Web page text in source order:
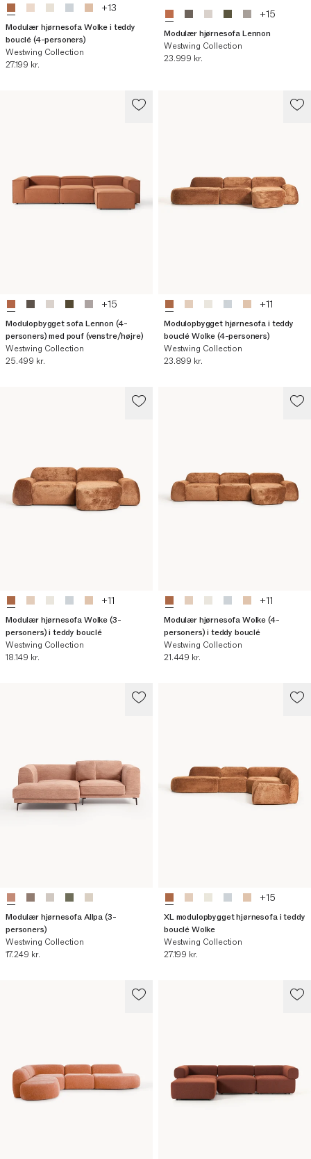
+13
Modulær hjørnesofa Wolke i teddy
bouclé (4-personers)
Westwing Collection
Nuværende pris
27.199 kr.
+15
Modulær hjørnesofa Lennon
Westwing Collection
Nuværende pris
23.999 kr.
+15
Modulopbygget sofa Lennon (4-
personers) med pouf (venstre/højre)
Westwing Collection
Nuværende pris
25.499 kr.
+11
Modulopbygget hjørnesofa i teddy
bouclé Wolke (4-personers)
Westwing Collection
Nuværende pris
23.899 kr.
+11
Modulær hjørnesofa Wolke (3-
personers) i teddy bouclé
Westwing Collection
Nuværende pris
18.149 kr.
+11
Modulær hjørnesofa Wolke (4-
personers) i teddy bouclé
Westwing Collection
Nuværende pris
21.449 kr.
Modulær hjørnesofa Allpa (3-
personers)
Westwing Collection
Nuværende pris
17.249 kr.
+15
XL modulopbygget hjørnesofa i teddy
bouclé Wolke
Westwing Collection
Nuværende pris
27.199 kr.